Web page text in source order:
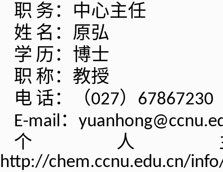
职 务：中心主任
姓 名：原弘
学 历：博士
职 称：教授
电 话：（027） 67867230
E-mail ：
个人
http://chem.ccnu.edu.cn/